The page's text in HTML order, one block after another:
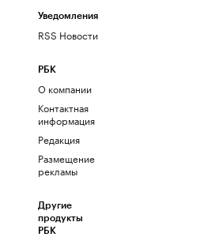
Уведомления
RSS Новости
РБК
О компании
Контактная
информация
Редакция
Размещение
рекламы
Другие
продукты
РБК